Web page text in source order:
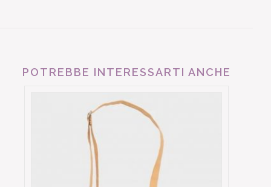
POTREBBE INTERESSARTI ANCHE